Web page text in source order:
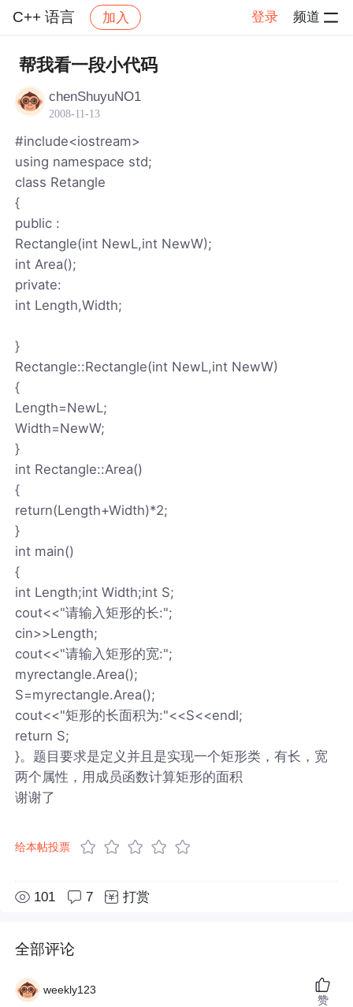
C++ 语言 加入 登录 频道
社区 C++ 语言 帖子详情
帮我看一段小代码
chenShuyuNO1
2008-11-13
#include<iostream>
using namespace std;
class Retangle
{
public :
Rectangle(int NewL,int NewW);
int Area();
private:
int Length,Width;
}
Rectangle::Rectangle(int NewL,int NewW)
{
Length=NewL;
Width=NewW;
}
int Rectangle::Area()
{
return(Length+Width)*2;
}
int main()
{
int Length;int Width;int S;
cout<<"请输入矩形的长:";
cin>>Length;
cout<<"请输入矩形的宽:";
myrectangle.Area();
S=myrectangle.Area();
cout<<"矩形的长面积为:"<<S<<endl;
return S;
}。题目要求是定义并且是实现一个矩形类，有长，宽
两个属性，用成员函数计算矩形的面积
谢谢了
给本帖投票
101 7 打赏
全部评论
weekly123
赞